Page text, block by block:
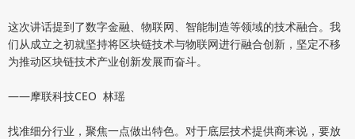
这次讲话提到了数字金融、物联网、智能制造等领域的技术融合。我
们从成立之初就坚持将区块链技术与物联网进行融合创新，坚定不移
为推动区块链技术产业创新发展而奋斗。
——摩联科技CEO 林瑶
找准细分行业，聚焦一点做出特色。对于底层技术提供商来说，要放